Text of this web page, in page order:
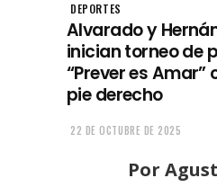
DEPORTES
Alvarado y
inician torneo de
“Prever es Amar”
pie derecho
22 DE OCTUBRE DE 2025
Por